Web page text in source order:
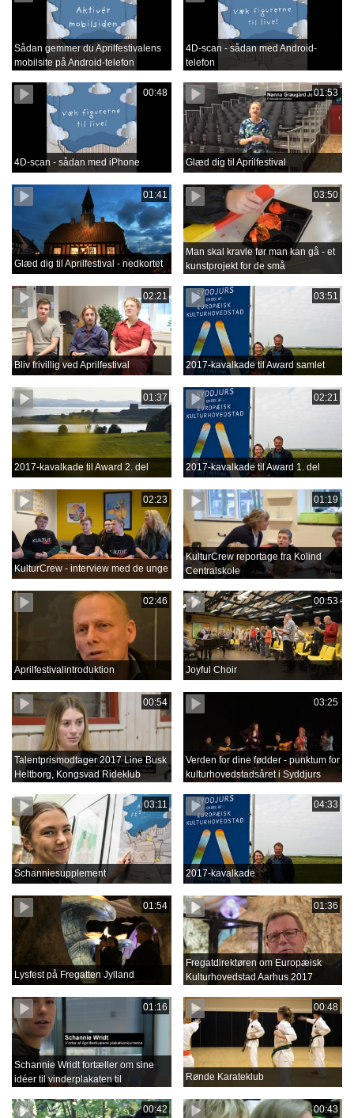
Sådan gemmer du Aprilfestivalens
mobilsite på Android-telefon
4D-scan - sådan med Android-
telefon
00:48
4D-scan - sådan med iPhone
01:53
Glæd dig til Aprilfestival
01:41
Glæd dig til Aprilfestival - nedkortet
03:50
Man skal kravle før man kan gå - et
kunstprojekt for de små
02:21
Bliv frivillig ved Aprilfestival
03:51
2017-kavalkade til Award samlet
01:37
2017-kavalkade til Award 2. del
02:21
2017-kavalkade til Award 1. del
02:23
KulturCrew - interview med de unge
01:19
KulturCrew reportage fra Kolind
Centralskole
02:46
Aprilfestivalintroduktion
00:53
Joyful Choir
00:54
Talentprismodtager 2017 Line Busk
Heltborg, Kongsvad Rideklub
03:25
Verden for dine fødder - punktum for
kulturhovedstadsåret i Syddjurs
03:11
Schanniesupplement
04:33
2017-kavalkade
01:54
Lysfest på Fregatten Jylland
01:36
Fregatdirektøren om Europæisk
Kulturhovedstad Aarhus 2017
01:16
Schannie Wridt fortæller om sine
idéer til vinderplakaten til
00:48
Rønde Karateklub
00:42 00:43